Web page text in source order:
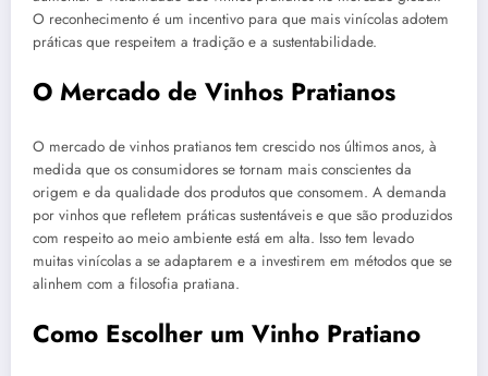
O reconhecimento é um incentivo para que mais vinícolas adotem
práticas que respeitem a tradição e a sustentabilidade.
O Mercado de Vinhos Pratianos
O mercado de vinhos pratianos tem crescido nos últimos anos, à
medida que os consumidores se tornam mais conscientes da
origem e da qualidade dos produtos que consomem. A demanda
por vinhos que refletem práticas sustentáveis e que são produzidos
com respeito ao meio ambiente está em alta. Isso tem levado
muitas vinícolas a se adaptarem e a investirem em métodos que se
alinhem com a filosofia pratiana.
Como Escolher um Vinho Pratiano